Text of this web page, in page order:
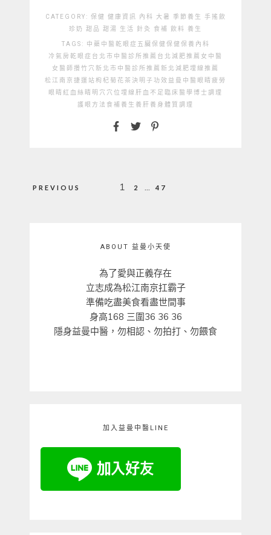
CATEGORY: 保健 健康資訊 內科 大暑 季節養生
手搖飲
珍奶
甜品 甜湯 生活 針灸 食補 飲料 養生
TAGS: 中藥 中醫 乾眼症 五臟保健保健保養 內科
冷氣房乾眼症 台北市中醫診所推薦 台北減肥推薦 女中醫
女醫師 攢竹穴 新北市中醫診所推薦 新北減肥埋線推薦
松江南京捷運站枸杞菊花茶 決明子功效 益曼中醫 眼睛疲勞
眼睛紅血絲 睛明穴 穴位埋線 肝血不足 臨床醫學博士調理
護眼方法 食補 養生 養肝 養身 體質調理
PREVIOUS 1 2 ... 47
ABOUT 益曼小天使
為了愛與正義存在
立志成為松江南京扛霸子
準備吃盡美食看盡世間事
身高168 三圍36 36 36
隱身益曼中醫，勿相認、勿拍打、勿餵食
加入益曼中醫LINE